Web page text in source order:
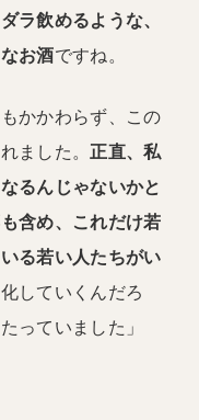
ラ飲めるような、
お酒ですね。
かかわらず、この
ました。 正直、私
るんじゃないかと
含め、これだけ若
る若い人たちがい
していくんだろ
っていました」